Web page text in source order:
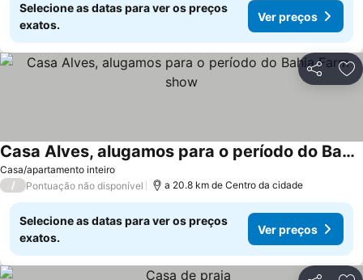
Selecione as datas para ver os preços
exatos.
Ver preços
Partilhar
Casa/apartamento inteiro
Casa Alves, alugamos para o período do Bahia Farm show
/ Pontuação não disponível a 20.8 km de Centro da cidade
Selecione as datas para ver os preços
exatos.
Ver preços